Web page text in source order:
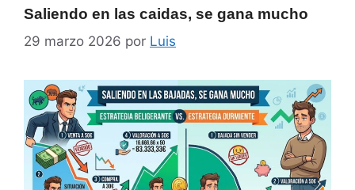
Saliendo en las caidas, se gana mucho
29 marzo 2026 por Luis